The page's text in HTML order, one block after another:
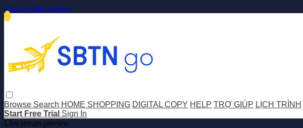
Skip to main content
Browse Search HOME SHOPPING DIGITAL COPY HELP TRỢ GIÚP LỊCH TRÌNH
Start Free Trial Sign In
Live stream preview